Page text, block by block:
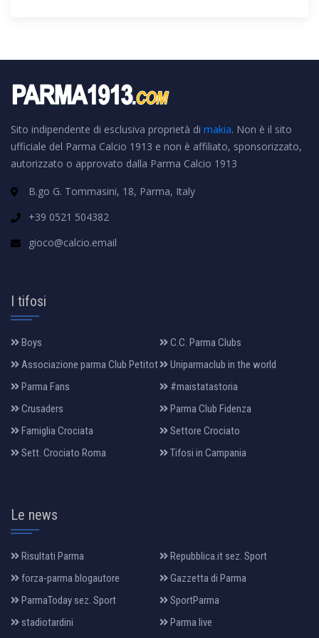
Sito indipendente di esclusiva proprietà di makia. Non è il sito
ufficiale del Parma Calcio 1913 e non è affiliato, sponsorizzato,
autorizzato o approvato dalla Parma Calcio 1913
B.go G. Tommasini, 18, Parma, Italy
+39 0521 504382
gioco@calcio.email
I tifosi
Boys
C.C. Parma Clubs
Associazione parma Club Petitot
Uniparmaclub in the world
Parma Fans
#maistatastoria
Crusaders
Parma Club Fidenza
Famiglia Crociata
Settore Crociato
Sett. Crociato Roma
Tifosi in Campania
Le news
Risultati Parma
Repubblica.it sez. Sport
forza-parma blogautore
Gazzetta di Parma
ParmaToday sez. Sport
SportParma
stadiotardini
Parma live